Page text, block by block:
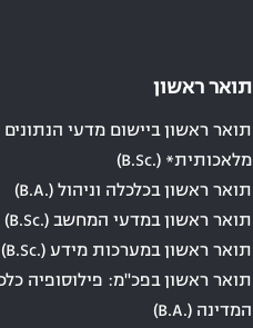
תואר ראשון
תואר ראשון ביישום מדעי הנתונים
מלאכותית* (.B.Sc)
תואר ראשון בכלכלה וניהול (.B.A)
תואר ראשון במדעי המחשב (.B.Sc)
תואר ראשון במערכות מידע (.B.Sc)
תואר ראשון בפכ"מ: פילוסופיה
המדינה (.B.A)